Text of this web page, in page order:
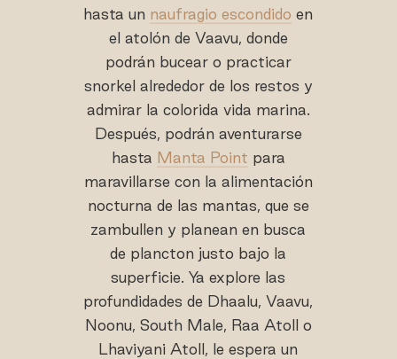
hasta un naufragio escondido en
el atolón de Vaavu, donde
podrán bucear o practicar
snorkel alrededor de los restos y
admirar la colorida vida marina.
Después, podrán aventurarse
hasta Manta Point para
maravillarse con la alimentación
nocturna de las mantas, que se
zambullen y planean en busca
de plancton justo bajo la
superficie. Ya explore las
profundidades de Dhaalu, Vaavu,
Noonu, South Male, Raa Atoll o
Lhaviyani Atoll, le espera un